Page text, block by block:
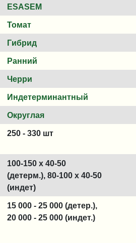
ESASEM
Томат
Гибрид
Ранний
Черри
Индетерминантный
Округлая
250 - 330 шт
100-150 x 40-50
(детерм.), 80-100 x 40-50
(индет)
15 000 - 25 000 (детер.),
20 000 - 25 000 (индет.)